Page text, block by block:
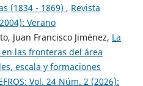
(1834 - 1869) , Revista
Verano
Juan Francisco Jiménez, La
las fronteras del área
escala y formaciones
Vol. 24 Núm. 2 (2026):